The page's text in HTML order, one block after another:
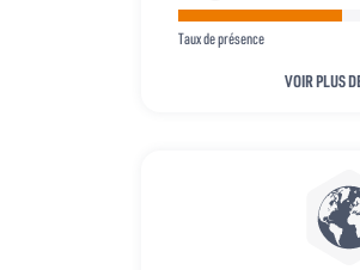
Taux de présence
VOIR PLUS